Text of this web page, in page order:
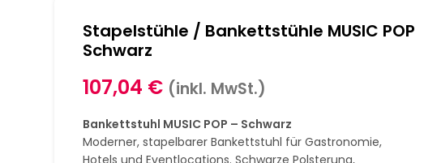
Stapelstühle / Bankettstühle MUSIC POP
Schwarz
107,04 € (inkl. MwSt.)
Bankettstuhl MUSIC POP – Schwarz
Moderner, stapelbarer Bankettstuhl für Gastronomie,
Hotels und Eventlocations. Schwarze Polsterung,